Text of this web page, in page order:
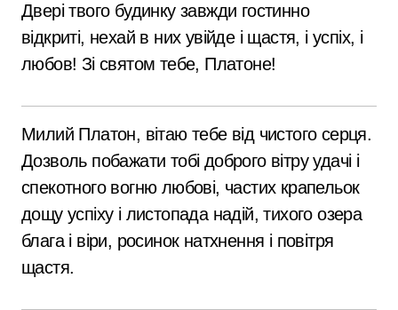
Двері твого будинку завжди гостинно
відкриті, нехай в них увійде і щастя, і успіх, і
любов! Зі святом тебе, Платоне!
Милий Платон, вітаю тебе від чистого серця.
Дозволь побажати тобі доброго вітру удачі і
спекотного вогню любові, частих крапельок
дощу успіху і листопада надій, тихого озера
блага і віри, росинок натхнення і повітря
щастя.